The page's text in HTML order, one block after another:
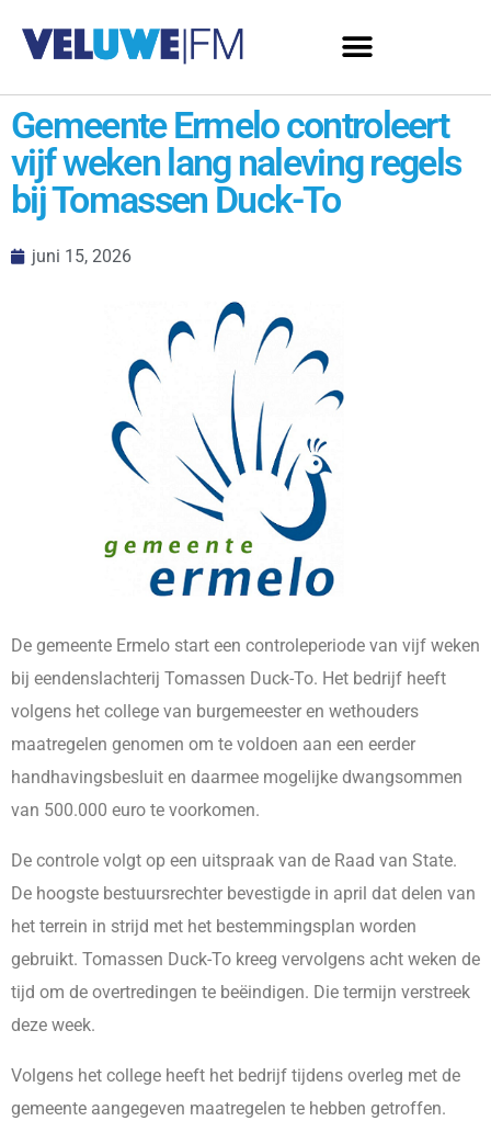
Gemeente Ermelo controleert
vijf weken lang naleving regels
bij Tomassen Duck-To
juni 15, 2026
De gemeente Ermelo start een controleperiode van vijf weken
bij eendenslachterij Tomassen Duck-To. Het bedrijf heeft
volgens het college van burgemeester en wethouders
maatregelen genomen om te voldoen aan een eerder
handhavingsbesluit en daarmee mogelijke dwangsommen
van 500.000 euro te voorkomen.
De controle volgt op een uitspraak van de Raad van State.
De hoogste bestuursrechter bevestigde in april dat delen van
het terrein in strijd met het bestemmingsplan worden
gebruikt. Tomassen Duck-To kreeg vervolgens acht weken de
tijd om de overtredingen te beëindigen. Die termijn verstreek
deze week.
Volgens het college heeft het bedrijf tijdens overleg met de
gemeente aangegeven maatregelen te hebben getroffen.